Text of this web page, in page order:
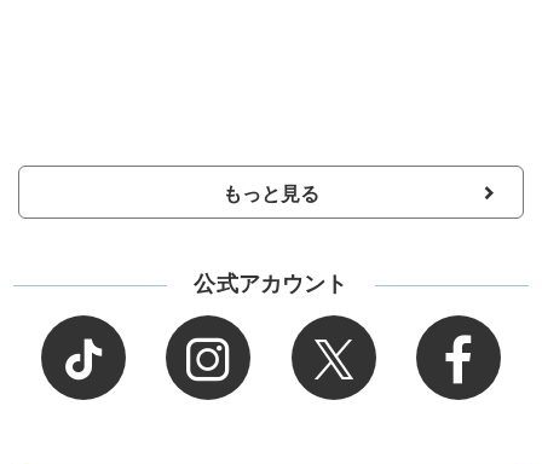
もっと見る
公式アカウント